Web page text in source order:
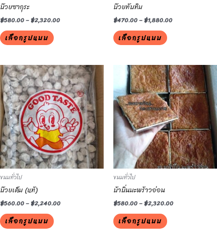
บ๊วยซากุระ
฿580.00–฿2,320.00
เลือกรูปแบบ
the
product
page
บ๊วยทับทิม
฿470.00–฿1,880.00
เลือกรูปแบบ
the
product
page
ขนมทั่วไป
บ๊วยเค็ม (แท้)
฿560.00–฿2,240.00
เลือกรูปแบบ
This
product
has
multiple
variants.
The
options
may
be
the
product
page
ขนมทั่วไป
บ้าบิ่นมะพร้าวอ่อน
฿580.00–฿2,320.00
เลือกรูปแบบ
This
product
has
multiple
variants.
The
options
may
be
the
product
page